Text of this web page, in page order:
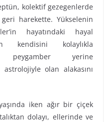
kolektif gezegenlerde
harekette. Yükselenin
hayatındaki hayal
kendisini kolaylıkla
peygamber yerine
olan alakasını
iken ağır bir çiçek
dolayı, ellerinde ve